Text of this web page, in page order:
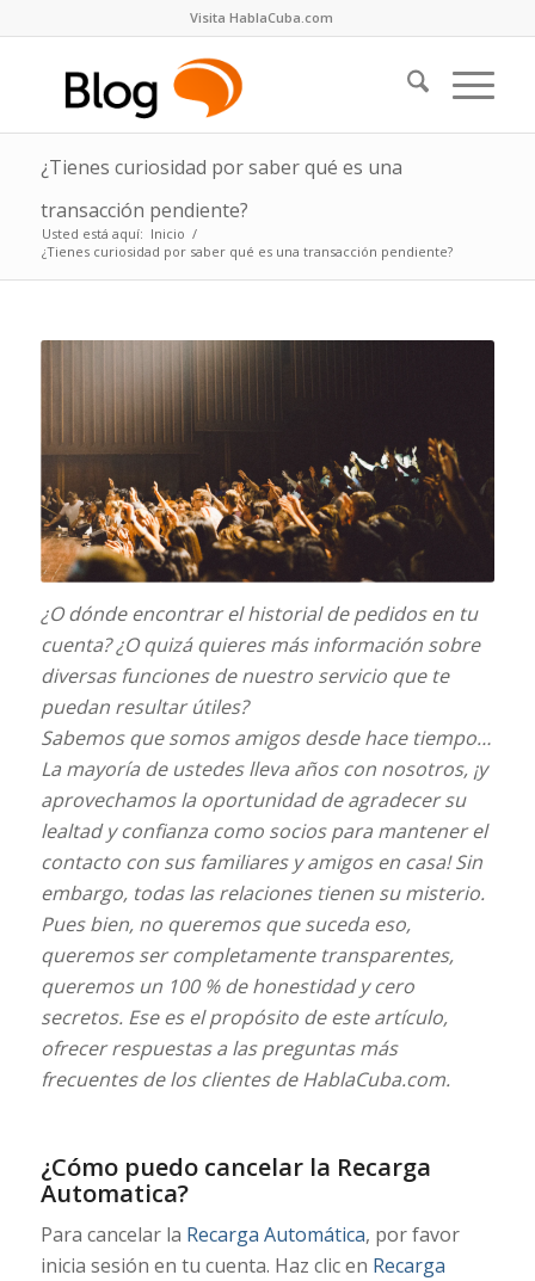
Visita HablaCuba.com
¿Tienes curiosidad por saber qué es una
transacción pendiente?
Usted está aquí: Inicio /
¿Tienes curiosidad por saber qué es una transacción pendiente?
¿O dónde encontrar el historial de pedidos en tu
cuenta? ¿O quizá quieres más información sobre
diversas funciones de nuestro servicio que te
puedan resultar útiles?
Sabemos que somos amigos desde hace tiempo…
La mayoría de ustedes lleva años con nosotros, ¡y
aprovechamos la oportunidad de agradecer su
lealtad y confianza como socios para mantener el
contacto con sus familiares y amigos en casa! Sin
embargo, todas las relaciones tienen su misterio.
Pues bien, no queremos que suceda eso,
queremos ser completamente transparentes,
queremos un 100 % de honestidad y cero
secretos. Ese es el propósito de este artículo,
ofrecer respuestas a las preguntas más
frecuentes de los clientes de HablaCuba.com.
¿Cómo puedo cancelar la Recarga
Automatica?
Para cancelar la Recarga Automática, por favor
inicia sesión en tu cuenta. Haz clic en Recarga